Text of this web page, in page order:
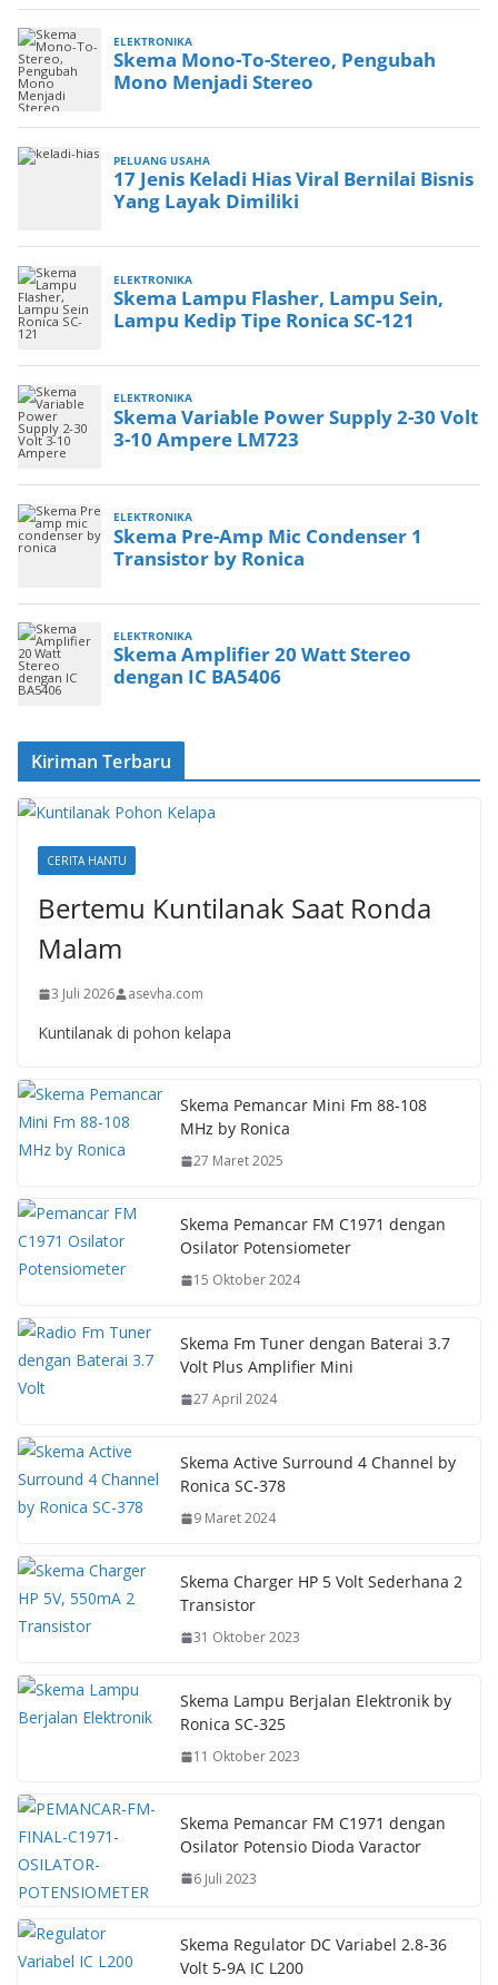
Kiriman Terbaru
CERITA HANTU
Bertemu Kuntilanak Saat Ronda
Malam
3 Juli 2026 asevha.com
Kuntilanak di pohon kelapa
Skema Pemancar Mini Fm 88-108
MHz by Ronica
27 Maret 2025
Skema Pemancar FM C1971 dengan
Osilator Potensiometer
15 Oktober 2024
Skema Fm Tuner dengan Baterai 3.7
Volt Plus Amplifier Mini
27 April 2024
Skema Active Surround 4 Channel by
Ronica SC-378
9 Maret 2024
Skema Charger HP 5 Volt Sederhana 2
Transistor
31 Oktober 2023
Skema Lampu Berjalan Elektronik by
Ronica SC-325
11 Oktober 2023
Skema Pemancar FM C1971 dengan
Osilator Potensio Dioda Varactor
6 Juli 2023
Skema Regulator DC Variabel 2.8-36
Volt 5-9A IC L200